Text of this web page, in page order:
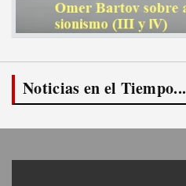
Noticias en el Tiempo...